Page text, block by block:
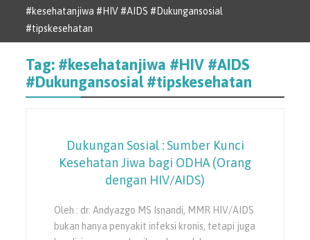
#kesehatanjiwa #HIV #AIDS #Dukungansosial
#tipskesehatan
Tag: #kesehatanjiwa #HIV #AIDS
#Dukungansosial #tipskesehatan
Dukungan Sosial : Sumber Kunci
Kesehatan Jiwa bagi ODHA (Orang
dengan HIV/AIDS)
Oleh : dr. Andyazgo MS Isnandi, MMR HIV/AIDS
bukan hanya penyakit infeksi kronis, tetapi juga